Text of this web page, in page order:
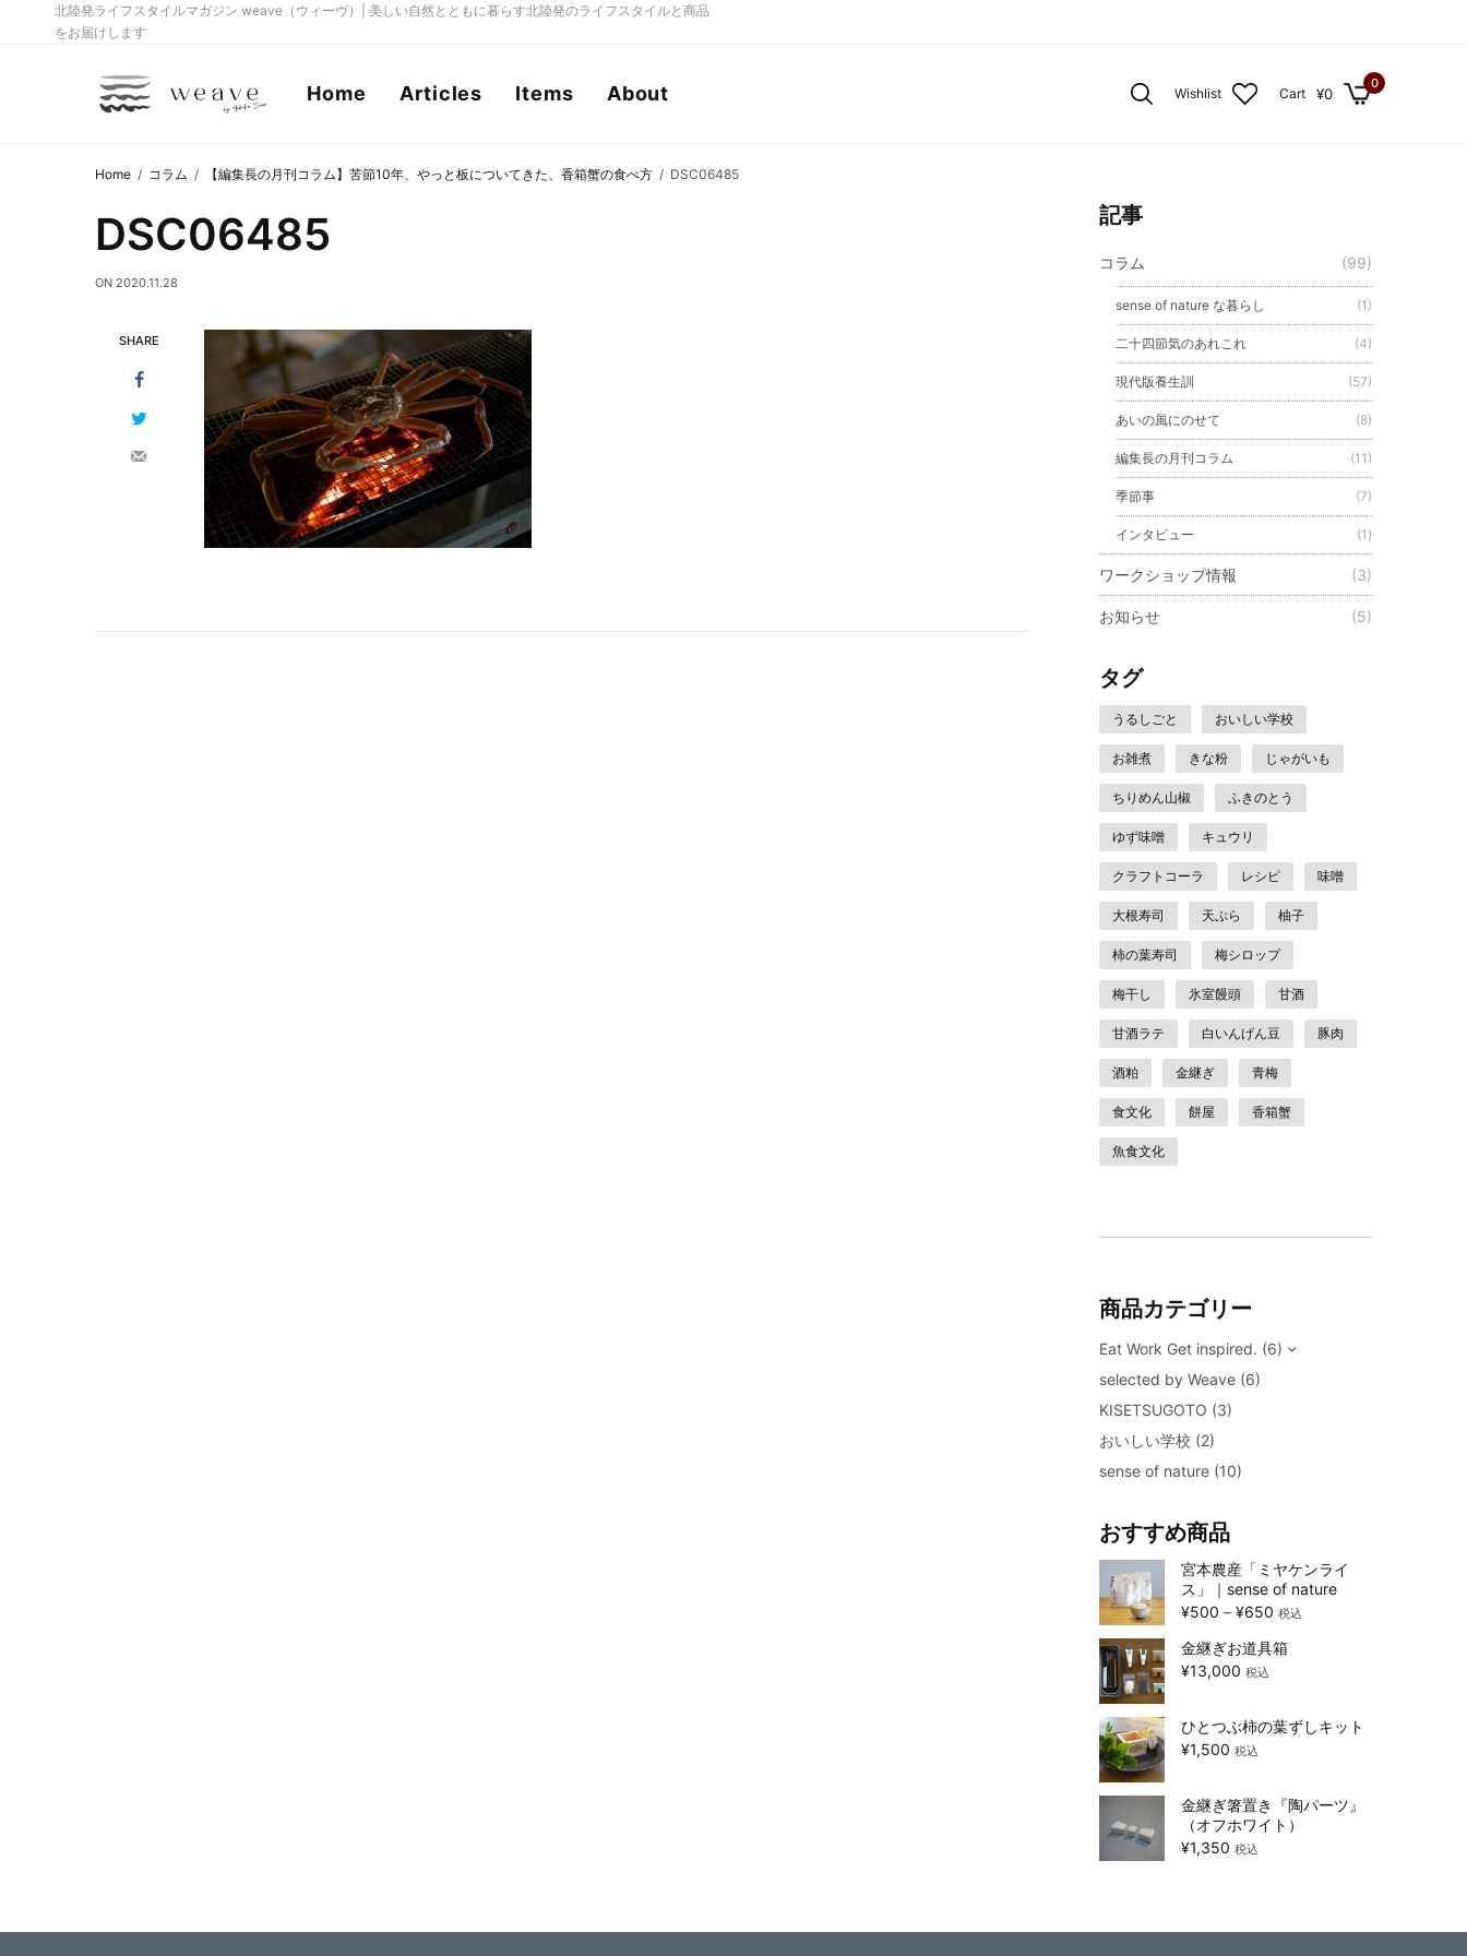
北陸発ライフスタイルマガジン weave（ウィーヴ）| 美しい自然とともに暮らす北陸発のライフスタイルと商品
をお届けします
Home Articles Items About Wishlist Cart ¥0
0
Home コラム 【編集長の月刊コラム】苦節10年、やっと板についてきた、香箱蟹の食べ方 DSC06485
DSC06485
ON 2020.11.28
SHARE
記事
コラム (99)
sense of nature な暮らし (1)
二十四節気のあれこれ (4)
現代版養生訓 (57)
あいの風にのせて (8)
編集長の月刊コラム (11)
季節事 (7)
インタビュー (1)
ワークショップ情報 (3)
お知らせ (5)
タグ
うるしごと おいしい学校
お雑煮 きな粉 じゃがいも
ちりめん山椒 ふきのとう
ゆず味噌 キュウリ
クラフトコーラ レシピ 味噌
大根寿司 天ぷら 柚子
柿の葉寿司 梅シロップ
梅干し 氷室饅頭 甘酒
甘酒ラテ 白いんげん豆 豚肉
酒粕 金継ぎ 青梅
食文化 餅屋 香箱蟹
魚食文化
商品カテゴリー
Eat Work Get inspired. (6)
selected by Weave (6)
KISETSUGOTO (3)
おいしい学校 (2)
sense of nature (10)
おすすめ商品
宮本農産「ミヤケンライ
ス」｜sense of nature
¥500 – ¥650 税込
金継ぎお道具箱
¥13,000 税込
ひとつぶ柿の葉ずしキット
¥1,500 税込
金継ぎ箸置き『陶パーツ』
（オフホワイト）
¥1,350 税込